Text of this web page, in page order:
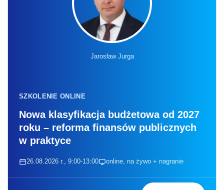
Jarosław Jurga
SZKOLENIE ONLINE
Nowa klasyfikacja budżetowa od 2027
roku – reforma finansów publicznych
w praktyce
26.08.2026 r., 9:00-13:00 online, na żywo + nagranie